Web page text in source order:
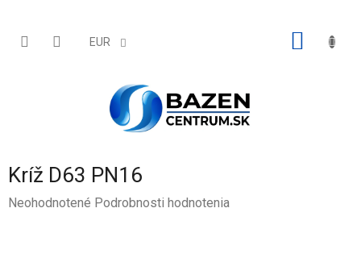
obsah
EUR
Kríž D63 PN16
Priemerné
Neohodnotené Podrobnosti hodnotenia